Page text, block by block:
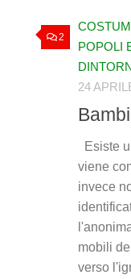
2
POPOLI
24
Esiste
viene
invece
mobili
verso